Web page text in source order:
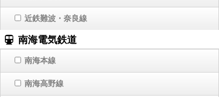
近鉄難波・奈良線
南海電気鉄道
南海本線
南海高野線